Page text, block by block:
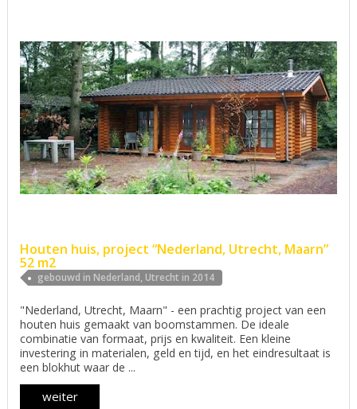
Houten huis, project “Nederland, Utrecht, Maarn”
52 m2
gebouwd in Nederland, Utrecht in 2014
"Nederland, Utrecht, Maarn" - een prachtig project van een
houten huis gemaakt van boomstammen. De ideale
combinatie van formaat, prijs en kwaliteit. Een kleine
investering in materialen, geld en tijd, en het eindresultaat is
een blokhut waar de ...
weiter